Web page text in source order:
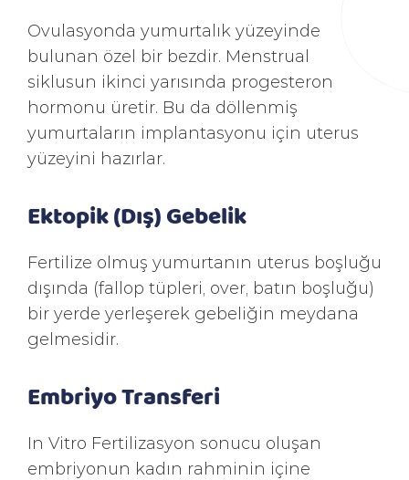
Ovulasyonda yumurtalık yüzeyinde
bulunan özel bir bezdir. Menstrual
siklusun ikinci yarısında progesteron
hormonu üretir. Bu da döllenmiş
yumurtaların implantasyonu için uterus
yüzeyini hazırlar.
Ektopik (Dış) Gebelik
Fertilize olmuş yumurtanın uterus boşluğu
dışında (fallop tüpleri, over, batın boşluğu)
bir yerde yerleşerek gebeliğin meydana
gelmesidir.
Embriyo Transferi
In Vitro Fertilizasyon sonucu oluşan
embriyonun kadın rahminin içine